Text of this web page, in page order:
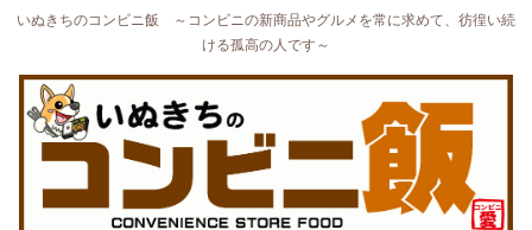
いぬきちのコンビニ飯 ～コンビニの新商品やグルメを常に求めて、彷徨い続
ける孤高の人です～